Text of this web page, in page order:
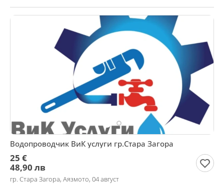
Водопроводчик ВиК услуги гр.Стара Загора
25 €
48,90 лв
гр. Стара Загора, Аязмото, 04 август